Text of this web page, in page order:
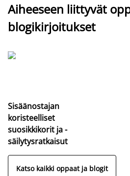
Aiheeseen liittyvät
blogikirjoitukset
Sisäänostajan
koristeelliset
suosikkikorit ja -
säilytysratkaisut
Katso kaikki oppaat ja blogit